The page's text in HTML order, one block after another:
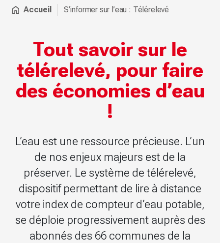
Accueil S’informer sur l’eau : Télérelevé
Tout savoir sur le
télérelevé, pour faire
des économies d’eau
!
L’eau est une ressource précieuse. L’un
de nos enjeux majeurs est de la
préserver. Le système de télérelevé,
dispositif permettant de lire à distance
votre index de compteur d’eau potable,
se déploie progressivement auprès des
abonnés des 66 communes de la